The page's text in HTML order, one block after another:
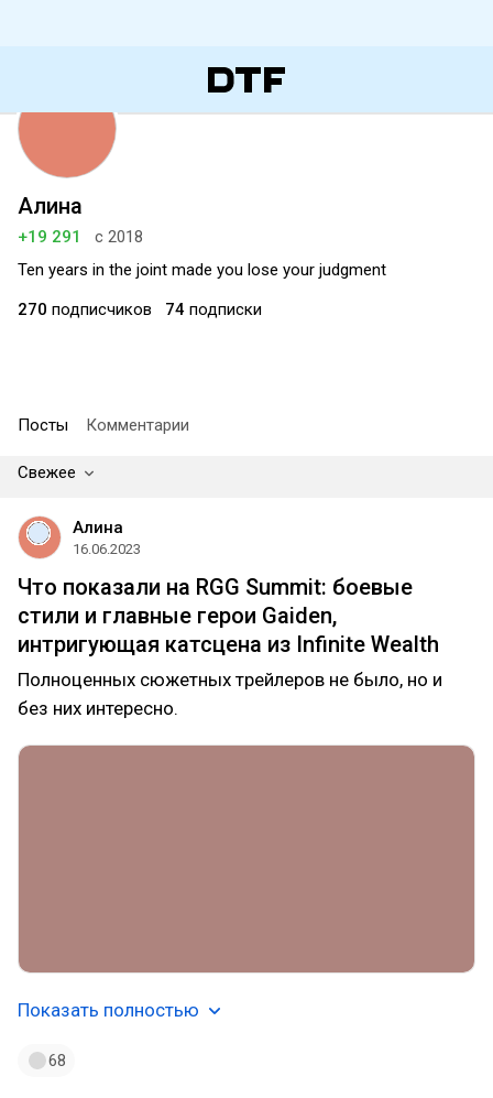
Алина
+19 291
с 2018
Ten years in the joint made you lose your judgment
270 подписчиков 74 подписки
Посты Комментарии
Свежее
Алина
16.06.2023
Что показали на RGG Summit: боевые
стили и главные герои Gaiden,
интригующая катсцена из Infinite Wealth
Полноценных сюжетных трейлеров не было, но и
без них интересно.
Показать полностью
68